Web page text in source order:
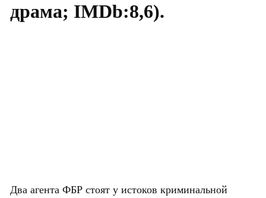
драма; IMDb:8,6).
Два агента ФБР стоят у истоков криминальной